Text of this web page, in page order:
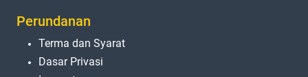
Perundanan
Terma dan Syarat
Dasar Privasi